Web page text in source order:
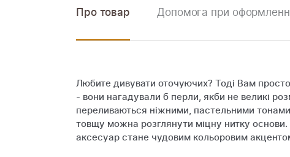
Про товар Допомога при
Любите дивувати оточуючих? Тоді Вам
- вони нагадували б перли, якби не великі
переливаються ніжними, пастельними тонами
товщу можна розглянути міцну нитку основи.
аксесуар стане чудовим кольоровим